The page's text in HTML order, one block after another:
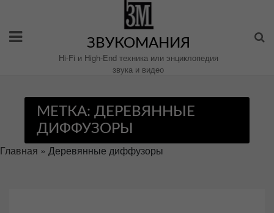
содержимому
ЗВУКОМАНИЯ
Hi-Fi и High-End техника или энциклопедия
звука и видео
МЕТКА: ДЕРЕВЯННЫЕ
ДИФФУЗОРЫ
Главная » Деревянные диффузоры